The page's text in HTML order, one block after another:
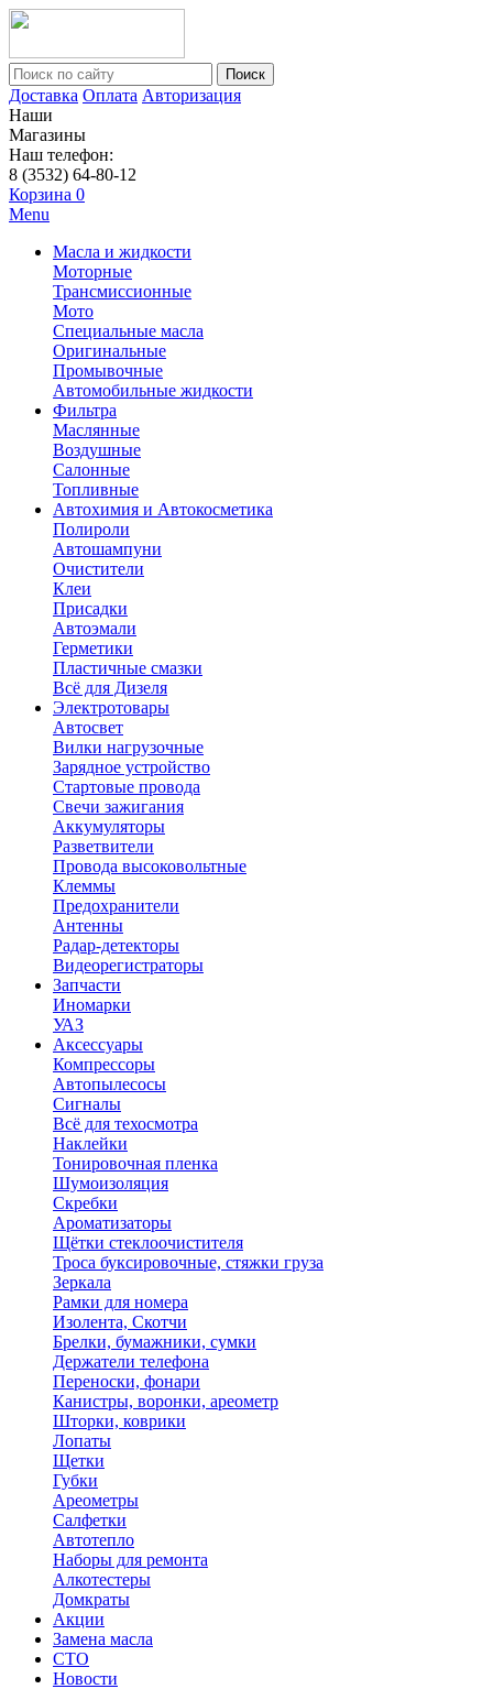
Поиск
Доставка Оплата Авторизация
Наши
Магазины
Наш телефон:
8 (3532) 64-80-12
Корзина 0
Menu
Масла и жидкости
Моторные
Трансмиссионные
Мото
Специальные масла
Оригинальные
Промывочные
Автомобильные жидкости
Фильтра
Маслянные
Воздушные
Салонные
Топливные
Автохимия и Автокосметика
Полироли
Автошампуни
Очистители
Клеи
Присадки
Автоэмали
Герметики
Пластичные смазки
Всё для Дизеля
Электротовары
Автосвет
Вилки нагрузочные
Зарядное устройство
Стартовые провода
Свечи зажигания
Аккумуляторы
Разветвители
Провода высоковольтные
Клеммы
Предохранители
Антенны
Радар-детекторы
Видеорегистраторы
Запчасти
Иномарки
УАЗ
Аксесcуары
Компрессоры
Автопылесосы
Сигналы
Всё для техосмотра
Наклейки
Тонировочная пленка
Шумоизоляция
Скребки
Ароматизаторы
Щётки стеклоочистителя
Троса буксировочные, стяжки груза
Зеркала
Рамки для номера
Изолента, Скотчи
Брелки, бумажники, сумки
Держатели телефона
Переноски, фонари
Канистры, воронки, ареометр
Шторки, коврики
Лопаты
Щетки
Губки
Ареометры
Салфетки
Автотепло
Наборы для ремонта
Алкотестеры
Домкраты
Акции
Замена масла
СТО
Новости